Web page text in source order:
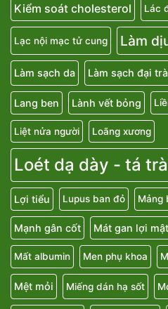
Kiểm soát cholesterol Lác
Lạc nội mạc tử cung Làm
Làm sạch da Làm sạch đại
Lang ben Lành vết bỏng
Liệt nửa người Loãng xương
Loét dạ dày - tá
Lợi tiểu Lupus ban đỏ Mảng
Mạnh gân cốt Mát gan lợi mật
Mất albumin Men phụ khoa
Mệt mỏi Miếng dán hạ sốt